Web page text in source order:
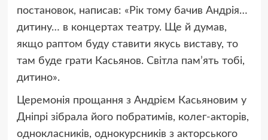
постановок, написав: «Рік тому бачив Андрія…
дитину… в концертах театру. Ще й думав,
якщо раптом буду ставити якусь виставу, то
там буде грати Касьянов. Світла пам’ять тобі,
дитино».
Церемонія прощання з Андрієм Касьяновим у
Дніпрі зібрала його побратимів, колег-акторів,
однокласників, однокурсників з акторського